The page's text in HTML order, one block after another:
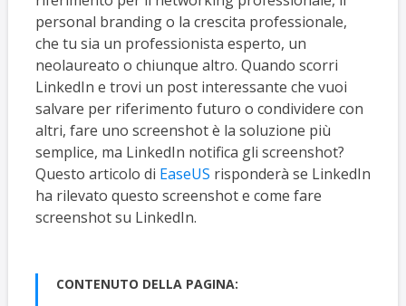
personal branding o la crescita professionale,
che tu sia un professionista esperto, un
neolaureato o chiunque altro. Quando scorri
LinkedIn e trovi un post interessante che vuoi
salvare per riferimento futuro o condividere con
altri, fare uno screenshot è la soluzione più
semplice, ma LinkedIn notifica gli screenshot?
Questo articolo di EaseUS risponderà se LinkedIn
ha rilevato questo screenshot e come fare
screenshot su LinkedIn.
CONTENUTO DELLA PAGINA: